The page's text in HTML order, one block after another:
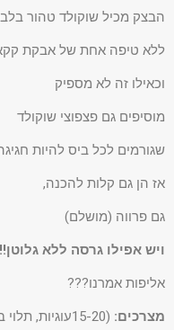
הבצק מכיל שוקולד טהור
ללא טיפה אחת של אבקת
וכאילו זה לא מספיק
מוסיפים גם פצפוצי שוקולד
שגורמים לכל ביס להיות
אז הן גם קלות להכנה,
גם פרווה (מושלם)
ויש אפילו גרסה ללא
אליפות אמרנו???
מצרכים: (15-20עוגיות, תלוי בגודל)